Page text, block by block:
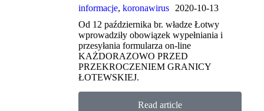
informacje, koronawirus
2020-10-13
Od 12 października br. władze Łotwy
wprowadziły obowiązek wypełniania i
przesyłania formularza on-line
KAŻDORAZOWO PRZED
PRZEKROCZENIEM GRANICY
ŁOTEWSKIEJ.
Read article